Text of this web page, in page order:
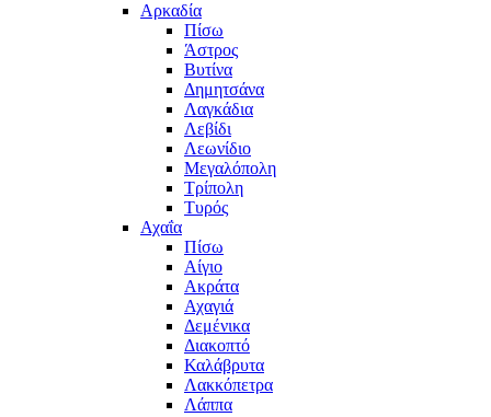
Αρκαδία
Πίσω
Άστρος
Βυτίνα
Δημητσάνα
Λαγκάδια
Λεβίδι
Λεωνίδιο
Μεγαλόπολη
Τρίπολη
Τυρός
Αχαΐα
Πίσω
Αίγιο
Ακράτα
Αχαγιά
Δεμένικα
Διακοπτό
Καλάβρυτα
Λακκόπετρα
Λάππα